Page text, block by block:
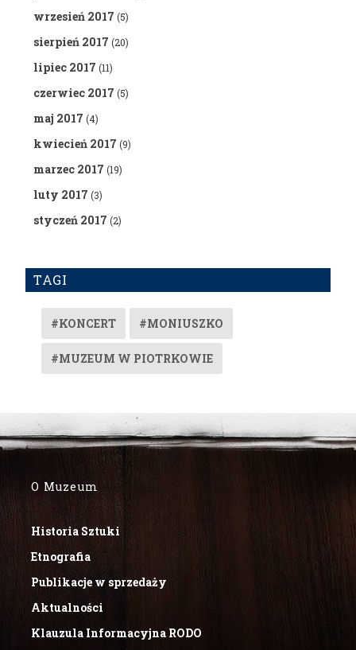
wrzesień 2017 (5)
sierpień 2017 (20)
lipiec 2017 (11)
czerwiec 2017 (5)
maj 2017 (4)
kwiecień 2017 (9)
marzec 2017 (19)
luty 2017 (3)
styczeń 2017 (2)
TAGI
#KONCERT #MONIUSZKO
#MUZEUM W PIOTRKOWIE
O Muzeum
Historia Sztuki
Etnografia
Publikacje w sprzedaży
Aktualności
Klauzula Informacyjna RODO